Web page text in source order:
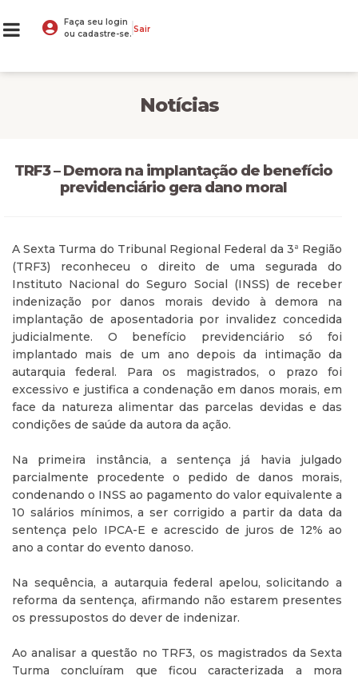
Faça seu login
ou cadastre-se. Sair
Notícias
TRF3 – Demora na implantação de benefício
previdenciário gera dano moral
A Sexta Turma do Tribunal Regional Federal da 3ª Região
(TRF3) reconheceu o direito de uma segurada do
Instituto Nacional do Seguro Social (INSS) de receber
indenização por danos morais devido à demora na
implantação de aposentadoria por invalidez concedida
judicialmente. O benefício previdenciário só foi
implantado mais de um ano depois da intimação da
autarquia federal. Para os magistrados, o prazo foi
excessivo e justifica a condenação em danos morais, em
face da natureza alimentar das parcelas devidas e das
condições de saúde da autora da ação.
Na primeira instância, a sentença já havia julgado
parcialmente procedente o pedido de danos morais,
condenando o INSS ao pagamento do valor equivalente a
10 salários mínimos, a ser corrigido a partir da data da
sentença pelo IPCA-E e acrescido de juros de 12% ao
ano a contar do evento danoso.
Na sequência, a autarquia federal apelou, solicitando a
reforma da sentença, afirmando não estarem presentes
os pressupostos do dever de indenizar.
Ao analisar a questão no TRF3, os magistrados da Sexta
Turma concluíram que ficou caracterizada a mora